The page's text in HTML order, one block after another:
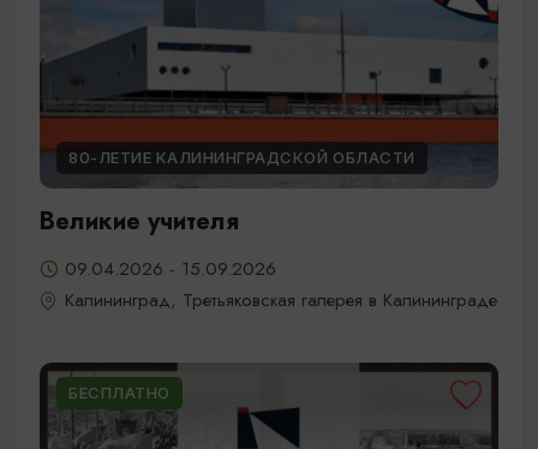
80-ЛЕТИЕ КАЛИНИНГРАДСКОЙ ОБЛАСТИ
Великие учителя
09.04.2026 - 15.09.2026
Калининград, Третьяковская галерея в Калининграде
БЕСПЛАТНО